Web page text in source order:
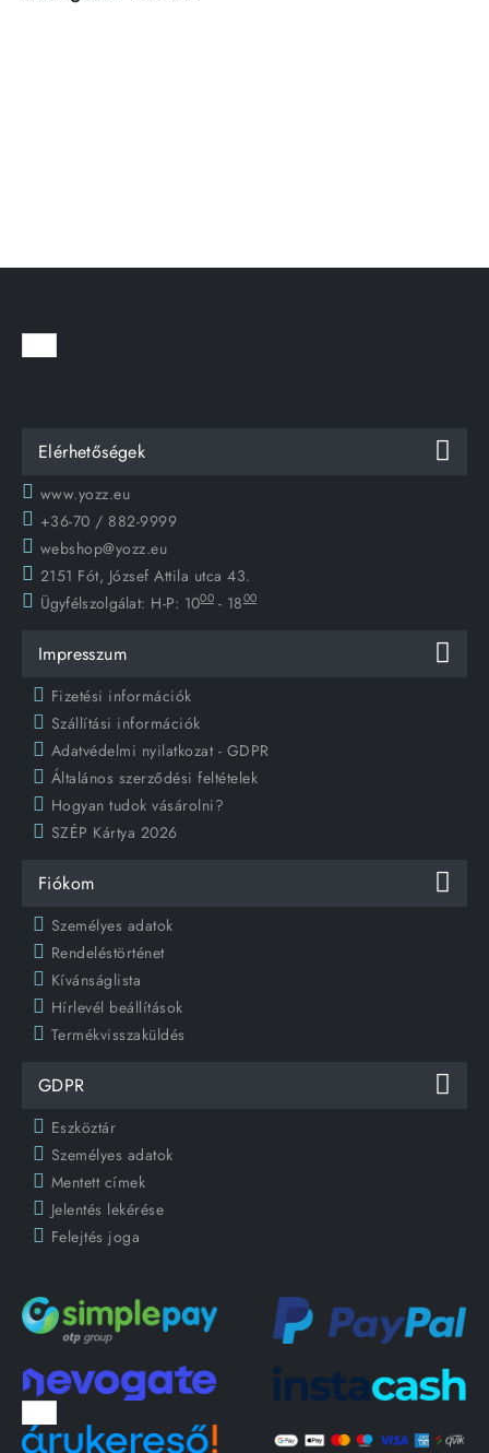
Elérhetőségek
www.yozz.eu
+36-70 / 882-9999
webshop@yozz.eu
2151 Fót, József Attila utca 43.
Ügyfélszolgálat: H-P: 1000 - 1800
Impresszum
Fizetési információk
Szállítási információk
Adatvédelmi nyilatkozat - GDPR
Általános szerződési feltételek
Hogyan tudok vásárolni?
SZÉP Kártya 2026
Fiókom
Személyes adatok
Rendeléstörténet
Kívánságlista
Hírlevél beállítások
Termékvisszaküldés
GDPR
Eszköztár
Személyes adatok
Mentett címek
Jelentés lekérése
Felejtés joga